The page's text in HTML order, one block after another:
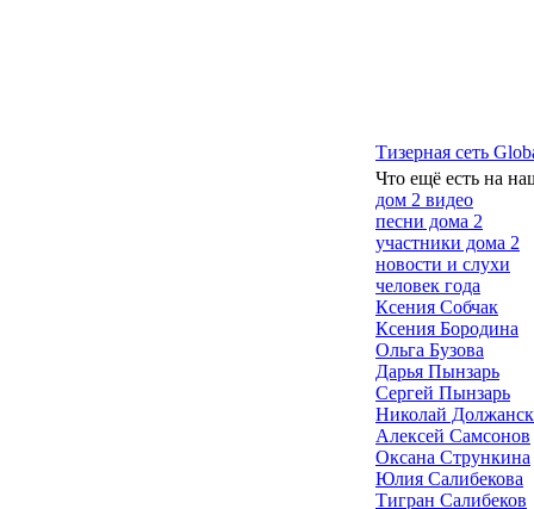
Тизерная сеть
Что ещё есть на
дом 2 видео
песни дома 2
участники дома 2
новости и слухи
человек года
Ксения Собчак
Ксения Бородина
Ольга Бузова
Дарья Пынзарь
Сергей Пынзарь
Николай
Алексей Самсонов
Оксана Стрункина
Юлия Салибекова
Тигран Салибеков